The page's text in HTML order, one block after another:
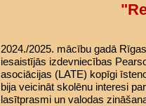
2024./2025. mācību gadā
iesaistījās izdevniecības
asociācijas (LATE) kopīgi
bija veicināt skolēnu interesi
lasītprasmi un valodas